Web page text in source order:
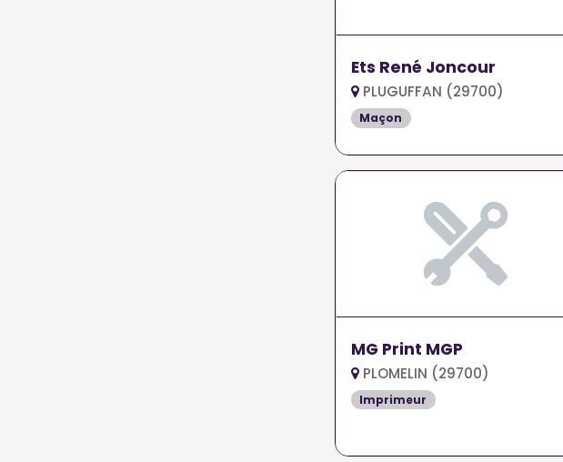
Ets René Joncour
PLUGUFFAN (29700)
Maçon
MG Print MGP
PLOMELIN (29700)
Imprimeur